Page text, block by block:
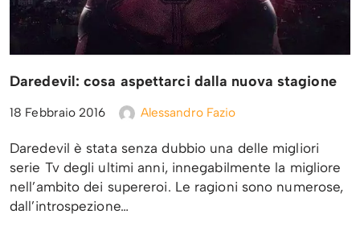
Daredevil: cosa aspettarci dalla nuova stagione
18 Febbraio 2016 Alessandro Fazio
Daredevil è stata senza dubbio una delle migliori
serie Tv degli ultimi anni, innegabilmente la migliore
nell’ambito dei supereroi. Le ragioni sono numerose,
dall’introspezione…